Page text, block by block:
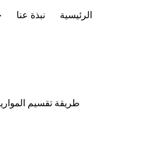
الرئيسية نبذة عنا
طريقة تقسيم